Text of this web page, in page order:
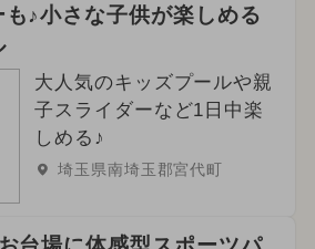
♪小さな子供が楽しめる
大人気のキッズプールや親
子スライダーなど1日中楽
しめる♪
埼玉県南埼玉郡宮代町